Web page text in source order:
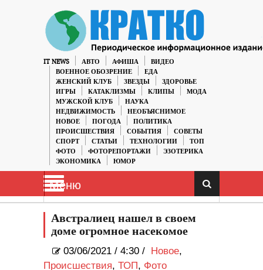
IT NEWS АВТО АФИША
ВИДЕО
ВОЕННОЕ ОБОЗРЕНИЕ
ЕДА
ЖЕНСКИЙ КЛУБ
ЗВЕЗДЫ
ЗДОРОВЬЕ
ИГРЫ
КАТАКЛИЗМЫ КЛИПЫ
МОДА
МУЖСКОЙ КЛУБ
НАУКА
НЕДВИЖИМОСТЬ
НЕОБЪЯСНИМОЕ
НОВОЕ
ПОГОДА
ПОЛИТИКА
ПРОИСШЕСТВИЯ
СОБЫТИЯ
СОВЕТЫ
СПОРТ
СТАТЬИ ТЕХНОЛОГИИ
ТОП
ФОТО
ФОТОРЕПОРТАЖИ
ЭЗОТЕРИКА
ЭКОНОМИКА
ЮМОР
Меню
Австралиец нашел в своем
доме огромное насекомое
03/06/2021 / 4:30 / Новое,
Происшествия, ТОП, Фото